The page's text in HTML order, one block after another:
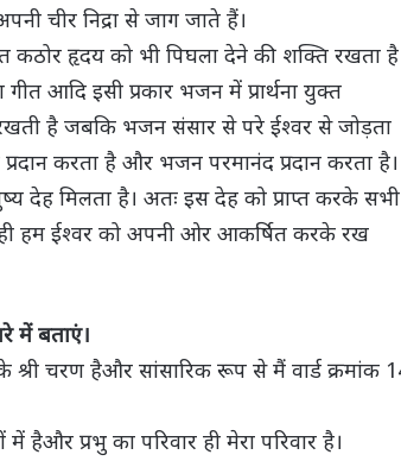
चीर निद्रा से जाग जाते हैं।
कठोर हृदय को भी पिघला देने की शक्ति रखता
आदि इसी प्रकार भजन में प्रार्थना युक्त
है जबकि भजन संसार से परे ईश्वर से जोड़ता
करता है और भजन परमानंद प्रदान करता है।
देह मिलता है। अतः इस देह को प्राप्त करके सभी
हम ईश्वर को अपनी ओर आकर्षित करके रख
में बताएं।
श्री चरण हैऔर सांसारिक रूप से मैं वार्ड क्रमांक
हैऔर प्रभु का परिवार ही मेरा परिवार है।